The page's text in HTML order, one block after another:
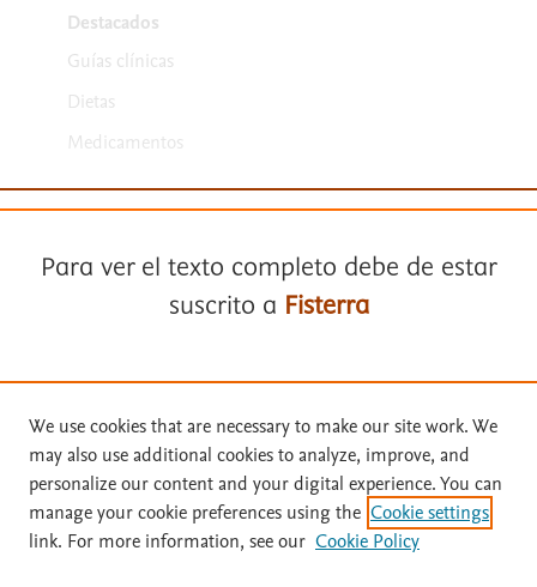
Destacados
Guías clínicas
Dietas
Medicamentos
Copyright ©2026Elsevier España SLU, sus licenciantes y
colaboradores. Se reservan todos los derechos, incluidos los de minería
de texto y datos, entrenamiento de IA y tecnologías similares. Página
actualizada en: .
Para ver el texto completo debe de estar
suscrito a Fisterra
Solicite una prueba gratuita
We use cookies that are necessary to make our site work. We
may also use additional cookies to analyze, improve, and
personalize our content and your digital experience. You can
manage your cookie preferences using the Cookie settings
link. For more information, see our Cookie Policy